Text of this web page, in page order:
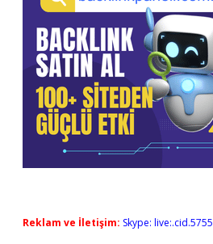
Reklam ve İletişim: Skype: